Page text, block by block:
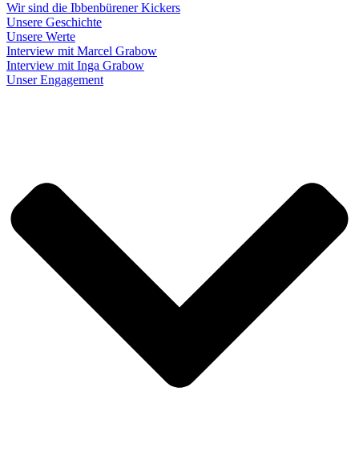
Wir sind die Ibbenbürener Kickers
Unsere Geschichte
Unsere Werte
Interview mit Marcel Grabow
Interview mit Inga Grabow
Unser Engagement